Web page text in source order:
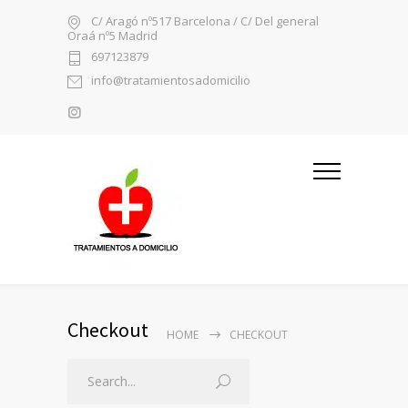
C/ Aragó nº517 Barcelona / C/ Del general
Oraá nº5 Madrid
697123879
info@tratamientosadomicilio
Checkout HOME CHECKOUT